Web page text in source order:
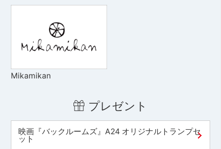
Mikamikan
プレゼント
映画『バックルームズ』A24 オリジナルトランプセ
ット